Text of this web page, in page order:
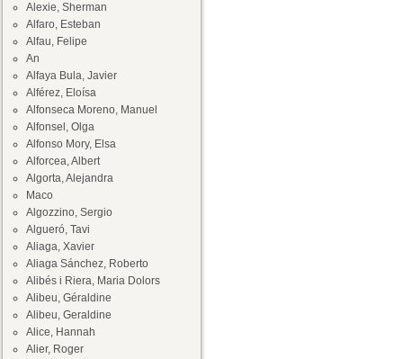
Alexie, Sherman
Alfaro, Esteban
Alfau, Felipe
An
Alfaya Bula, Javier
Alférez, Eloísa
Alfonseca Moreno, Manuel
Alfonsel, Olga
Alfonso Mory, Elsa
Alforcea, Albert
Algorta, Alejandra
Maco
Algozzino, Sergio
Algueró, Tavi
Aliaga, Xavier
Aliaga Sánchez, Roberto
Alibés i Riera, Maria Dolors
Alibeu, Géraldine
Alibeu, Geraldine
Alice, Hannah
Alier, Roger